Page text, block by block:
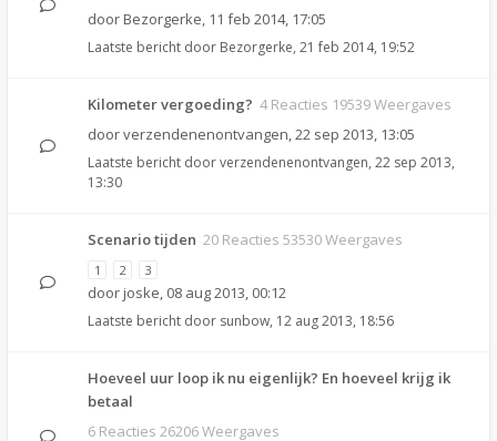
door Bezorgerke, 11 feb 2014, 17:05
Laatste bericht door Bezorgerke, 21 feb 2014, 19:52
Kilometer vergoeding? 4 Reacties 19539 Weergaves
doorverzendenenontvangen,22 sep 2013, 13:05
Laatste bericht doorverzendenenontvangen, 22 sep 2013,
13:30
Scenario tijden 20 Reacties 53530 Weergaves
1 2 3
door joske, 08 aug 2013, 00:12
Laatste bericht door sunbow, 12 aug 2013, 18:56
Hoeveel uur loop ik nu eigenlijk? En hoeveel krijg ik
betaal
6 Reacties 26206 Weergaves